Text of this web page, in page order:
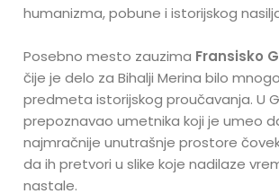
humanizma, pobune i istorijskog
Posebno mesto zauzima Fransisko
čije je delo za Bihalji Merina bilo
predmeta istorijskog proučavanja. U
prepoznavao umetnika koji je umeo
najmračnije unutrašnje prostore
da ih pretvori u slike koje nadilaze
nastale.